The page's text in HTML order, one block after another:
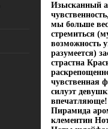
Изысканный
мы больше
стремиться
возможность
разумеется)
страстна
чувственная
силуэт
Пирамида
клементин